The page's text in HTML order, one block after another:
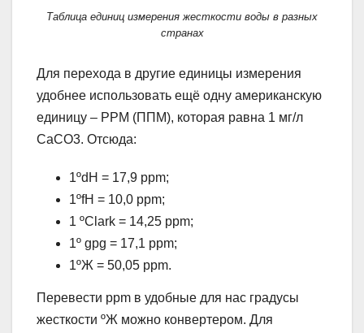
Таблица единиц измерения жесткости воды в разных
странах
Для перехода в другие единицы измерения
удобнее использовать ещё одну американскую
единицу – PPM (ППМ), которая равна 1 мг/л
СаСО3. Отсюда:
1ºdH = 17,9 ppm;
1ºfH = 10,0 ppm;
1 ºClark = 14,25 ppm;
1º gpg = 17,1 ppm;
1ºЖ = 50,05 ppm.
Перевести ррm в удобные для нас градусы
жесткости ºЖ можно конвертером. Для